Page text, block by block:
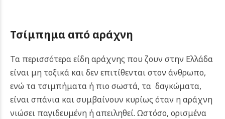
Τσίμπημα από αράχνη
Τα περισσότερα είδη αράχνης που ζουν στην Ελλάδα
είναι μη τοξικά και δεν επιτίθενται στον άνθρωπο,
ενώ τα τσιμπήματα ή πιο σωστά, τα δαγκώματα,
είναι σπάνια και συμβαίνουν κυρίως όταν η αράχνη
νιώσει παγιδευμένη ή απειληθεί. Ωστόσο, ορισμένα